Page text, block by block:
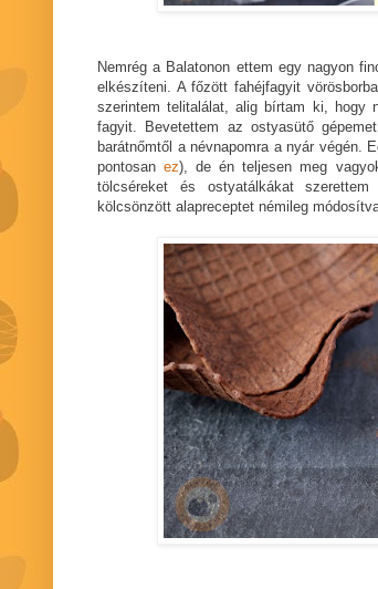
Nemrég a Balatonon ettem egy nagyon
elkészíteni. A főzött fahéjfagyit
szerintem telitalálat, alig bírtam ki, hogy
fagyit. Bevetettem az ostyasütő
barátnőmtől a névnapomra a nyár végén.
pontosanez), de én teljesen meg
tölcséreket és ostyatálkákat
kölcsönzött alapreceptet némileg